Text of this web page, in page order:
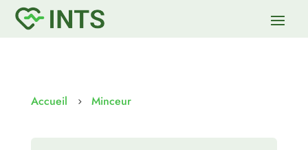
Accueil 5 Minceur